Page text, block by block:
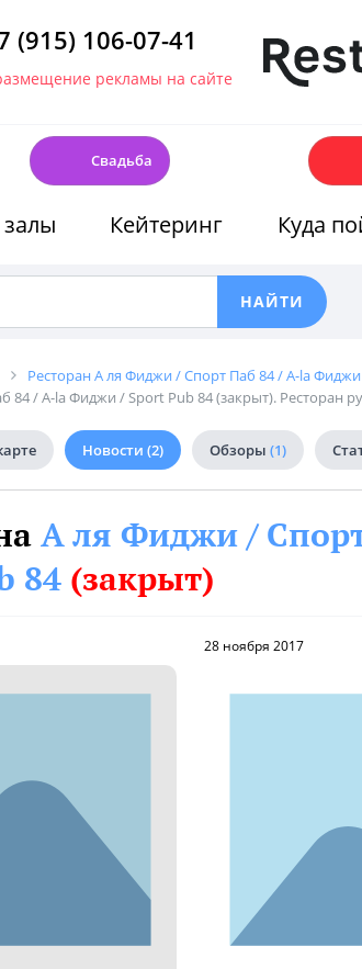
(915) 106-07-41
рекламы на сайте
Свадьба
Кейтеринг Куда
Ресторан А ля Фиджи / Спорт Паб 84 / A-la
84 / A-la Фиджи / Sport Pub 84 (закрыт). Ресторан ру
Новости (2) Обзоры (1)
А ля Фиджи /
84 (закрыт)
28 ноября 2017